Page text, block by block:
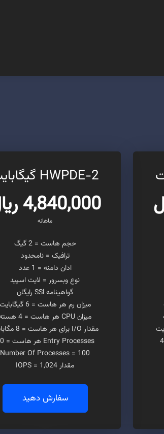
HWPDE-2 گیگابایت
4,840,000 ریال
ماهانه
حجم هاست = 2 گیگ
ترافیک = نامحدود
ادان دامنه = 1 عدد
نوع وبسرور = لایت اسپید
گواهینامه SSl رایگان
میزان رم هر هاست = 6 گیگابایت
میزان CPU هر هاست = 4 هسته
مقدار I/O برای هر هاست = 8 مگابایت
Entry Processes هر هاست = 40
Number Of Processes = 100
مقدار IOPS = 1,024
سفارش دهید